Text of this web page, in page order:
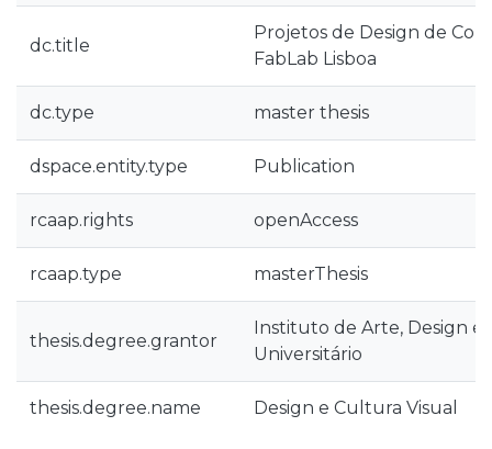
dc.title
Projetos de Design de
FabLab Lisboa
dc.type master thesis
dspace.entity.type Publication
rcaap.rights openAccess
rcaap.type masterThesis
thesis.degree.grantor
Instituto de Arte, Design e
Universitário
thesis.degree.name Design e Cultura Visual